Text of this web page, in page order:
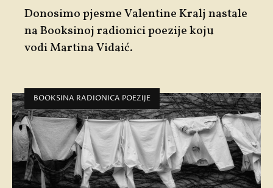
Donosimo pjesmeValentine Kraljnastale
na Booksinoj radionici poezije koju
vodiMartina Vidaić.
BOOKSINA RADIONICA POEZIJE